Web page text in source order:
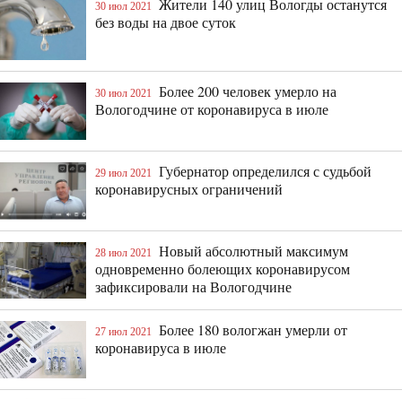
30 июл 2021
Жители 140 улиц Вологды останутся
без воды на двое суток
30 июл 2021
Более 200 человек умерло на
Вологодчине от коронавируса в июле
29 июл 2021
Губернатор определился с судьбой
коронавирусных ограничений
28 июл 2021
Новый абсолютный максимум
одновременно болеющих коронавирусом
зафиксировали на Вологодчине
27 июл 2021
Более 180 вологжан умерли от
коронавируса в июле